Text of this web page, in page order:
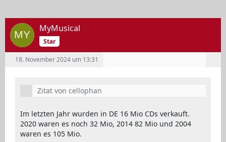
MyMusical
Star
18. November 2024 um 13:31
Zitat von cellophan
Im letzten Jahr wurden in DE 16 Mio CDs verkauft.
2020 waren es noch 32 Mio, 2014 82 Mio und 2004
waren es 105 Mio.